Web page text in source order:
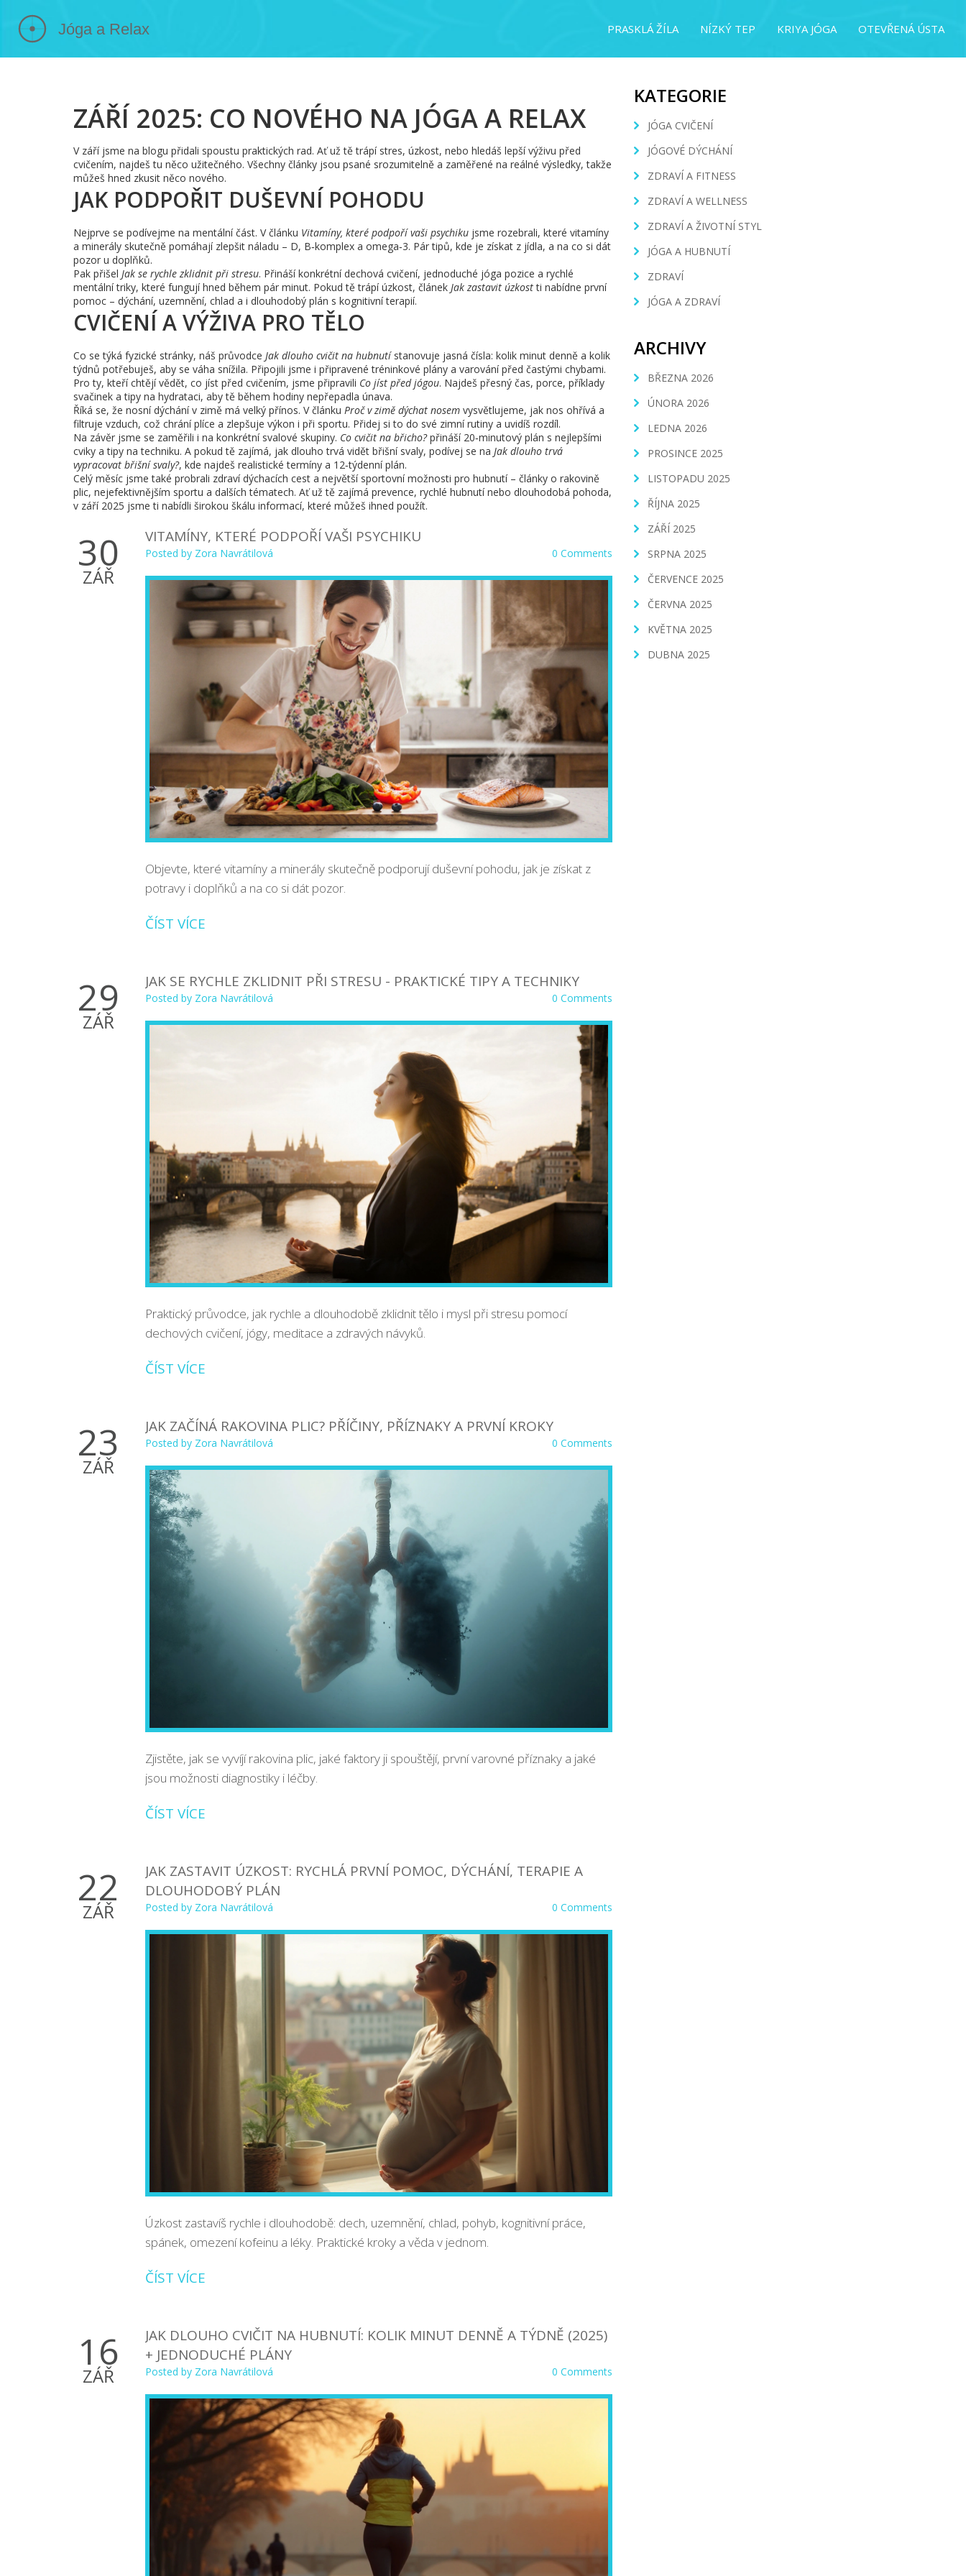
PRASKLÁ ŽÍLA NÍZKÝ TEP KRIYA JÓGA OTEVŘENÁ ÚSTA
ZÁŘÍ 2025: CO NOVÉHO NA JÓGA A RELAX
V září jsme na blogu přidali spoustu praktických rad. Ať už tě trápí stres, úzkost, nebo hledáš lepší výživu před
cvičením, najdeš tu něco užitečného. Všechny články jsou psané srozumitelně a zaměřené na reálné výsledky, takže
můžeš hned zkusit něco nového.
JAK PODPOŘIT DUŠEVNÍ POHODU
Nejprve se podívejme na mentální část. V článku Vitamíny, které podpoří vaši psychiku jsme rozebrali, které vitamíny
a minerály skutečně pomáhají zlepšit náladu – D, B‑komplex a omega‑3. Pár tipů, kde je získat z jídla, a na co si dát
pozor u doplňků.
Pak přišel Jak se rychle zklidnit při stresu. Přináší konkrétní dechová cvičení, jednoduché jóga pozice a rychlé
mentální triky, které fungují hned během pár minut. Pokud tě trápí úzkost, článek Jak zastavit úzkostti nabídne první
pomoc – dýchání, uzemnění, chlad a i dlouhodobý plán s kognitivní terapií.
CVIČENÍ A VÝŽIVA PRO TĚLO
Co se týká fyzické stránky, náš průvodce Jak dlouho cvičit na hubnutístanovuje jasná čísla: kolik minut denně a kolik
týdnů potřebuješ, aby se váha snížila. Připojili jsme i připravené tréninkové plány a varování před častými chybami.
Pro ty, kteří chtějí vědět, co jíst před cvičením, jsme připravili Co jíst před jógou. Najdeš přesný čas, porce, příklady
svačinek a tipy na hydrataci, aby tě během hodiny nepřepadla únava.
Říká se, že nosní dýchání v zimě má velký přínos. V článku Proč v zimě dýchat nosem vysvětlujeme, jak nos ohřívá a
filtruje vzduch, což chrání plíce a zlepšuje výkon i při sportu. Přidej si to do své zimní rutiny a uvidíš rozdíl.
Na závěr jsme se zaměřili i na konkrétní svalové skupiny. Co cvičit na břicho?přináší 20‑minutový plán s nejlepšími
cviky a tipy na techniku. A pokud tě zajímá, jak dlouho trvá vidět břišní svaly, podívej se na Jak dlouho trvá
vypracovat břišní svaly?, kde najdeš realistické termíny a 12‑týdenní plán.
Celý měsíc jsme také probrali zdraví dýchacích cest a největší sportovní možnosti pro hubnutí – články o rakovině
plic, nejefektivnějším sportu a dalších tématech. Ať už tě zajímá prevence, rychlé hubnutí nebo dlouhodobá pohoda,
v září 2025 jsme ti nabídli širokou škálu informací, které můžeš ihned použít.
30
ZÁŘ
VITAMÍNY, KTERÉ PODPOŘÍ VAŠI PSYCHIKU
Posted by Zora Navrátilová 0 Comments
Objevte, které vitamíny a minerály skutečně podporují duševní pohodu, jak je získat z
potravy i doplňků a na co si dát pozor.
ČÍST VÍCE
29
ZÁŘ
JAK SE RYCHLE ZKLIDNIT PŘI STRESU - PRAKTICKÉ TIPY A TECHNIKY
Posted by Zora Navrátilová 0 Comments
Praktický průvodce, jak rychle a dlouhodobě zklidnit tělo i mysl při stresu pomocí
dechových cvičení, jógy, meditace a zdravých návyků.
ČÍST VÍCE
23
ZÁŘ
JAK ZAČÍNÁ RAKOVINA PLIC? PŘÍČINY, PŘÍZNAKY A PRVNÍ KROKY
Posted by Zora Navrátilová 0 Comments
Zjistěte, jak se vyvíjí rakovina plic, jaké faktory ji spouštějí, první varovné příznaky a jaké
jsou možnosti diagnostiky i léčby.
ČÍST VÍCE
22
ZÁŘ
JAK ZASTAVIT ÚZKOST: RYCHLÁ PRVNÍ POMOC, DÝCHÁNÍ, TERAPIE A
DLOUHODOBÝ PLÁN
Posted by Zora Navrátilová 0 Comments
Úzkost zastavíš rychle i dlouhodobě: dech, uzemnění, chlad, pohyb, kognitivní práce,
spánek, omezení kofeinu a léky. Praktické kroky a věda v jednom.
ČÍST VÍCE
16
ZÁŘ
JAK DLOUHO CVIČIT NA HUBNUTÍ: KOLIK MINUT DENNĚ A TÝDNĚ (2025)
+ JEDNODUCHÉ PLÁNY
Posted by Zora Navrátilová 0 Comments
KATEGORIE
JÓGA CVIČENÍ
JÓGOVÉ DÝCHÁNÍ
ZDRAVÍ A FITNESS
ZDRAVÍ A WELLNESS
ZDRAVÍ A ŽIVOTNÍ STYL
JÓGA A HUBNUTÍ
ZDRAVÍ
JÓGA A ZDRAVÍ
ARCHIVY
BŘEZNA 2026
ÚNORA 2026
LEDNA 2026
PROSINCE 2025
LISTOPADU 2025
ŘÍJNA 2025
ZÁŘÍ 2025
SRPNA 2025
ČERVENCE 2025
ČERVNA 2025
KVĚTNA 2025
DUBNA 2025